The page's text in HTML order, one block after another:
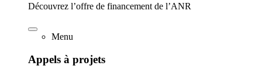
Découvrez l’offre de financement de l’ANR
Menu
Appels à projets